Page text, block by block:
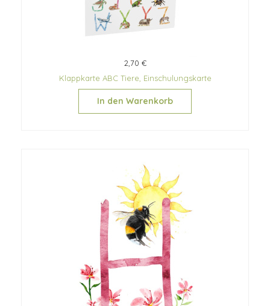
2,70 €
Klappkarte ABC Tiere, Einschulungskarte
In den Warenkorb